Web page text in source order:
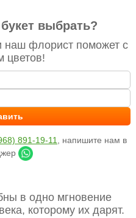
выбрать?
наш флорист поможет с
цветов!
891-19-11
, напишите нам в
в одно мгновение
которому их дарят.